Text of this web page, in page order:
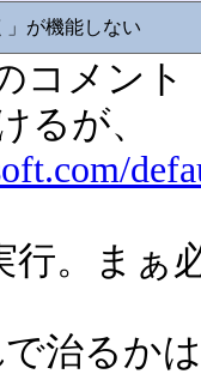
」が機能しない
コメント
るが、
行。まぁ
治るか